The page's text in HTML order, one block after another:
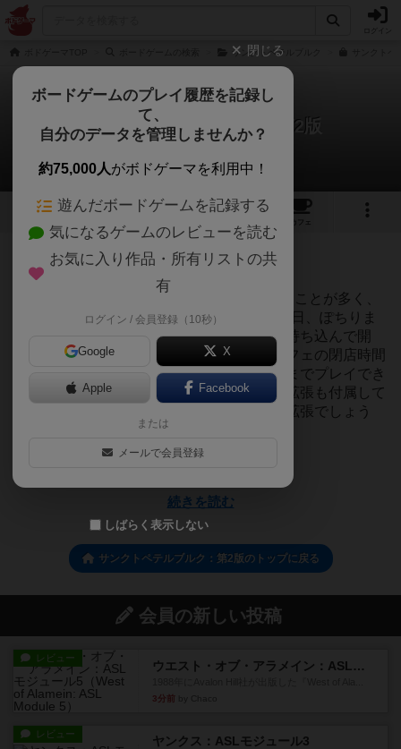
サンクトペテルブルク
サンクトペテルブルク：第2版
1件のリプレイ日記
9 1 14
カフェ
200名に読まれています
投稿日：2021年06月13日 01時57分
最近、サンクトペテルブルクをtwitterで見ることが多く、
「ぐぬぬ、Meもやる！」ということで、先日、ぽちりま
した。で、一昨日に届き、ボドゲカフェに持ち込んで開
封。開封にはこぎつけたものの、ボドゲカフェの閉店時間
にかかり、途中終了。からの、昨日、最後までプレイでき
ました。サンクトペテルブルク第２版には拡張も付属して
いるのですが、まー、基本を知ってからの拡張でしょう
ということで、拡張抜きで...
続きを読む
サンクトペテルブルク：第2版のトップに戻る
会員の新しい投稿
レビュー
ウエスト・オブ・アラメイン：ASLモジュール5
3分前
レビュー ヤンクス：ASLモジュール3
閉じる
ボードゲームのプレイ履歴を記録し
て、
自分のデータを管理しませんか？
約75,000人がボドゲーマを利用中！
遊んだボードゲームを記録する
気になるゲームのレビューを読む
お気に入り作品・所有リストの共
有
ログイン / 会員登録（10秒）
Google X
Apple Facebook
または
メールで会員登録
しばらく表示しない